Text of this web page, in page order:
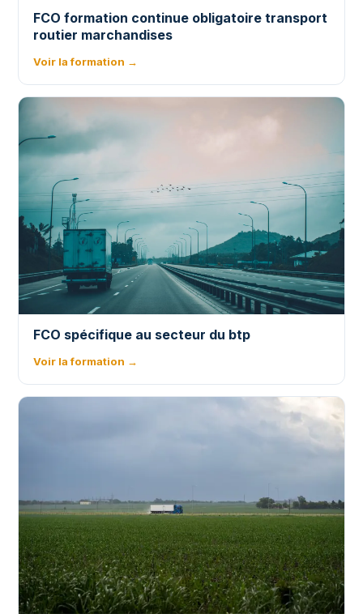
FCO formation continue obligatoire transport
routier marchandises
Voir la formation →
FCO spécifique au secteur du btp
Voir la formation →